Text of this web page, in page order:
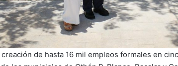
de hasta 16 mil empleos formales en